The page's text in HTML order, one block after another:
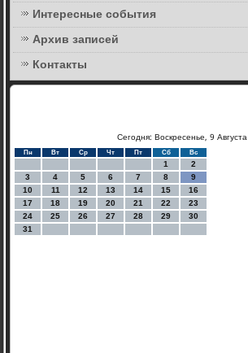
Интересные события
Архив записей
Контакты
Сегодня: Воскресенье, 9 Августа
Пн Вт Ср Чт Пт Сб Вс
1
2
3
4 5 6 7 8
9
10
11 12 13 14 15
16
17
18 19 20 21 22
23
24
25 26 27 28 29
30
31